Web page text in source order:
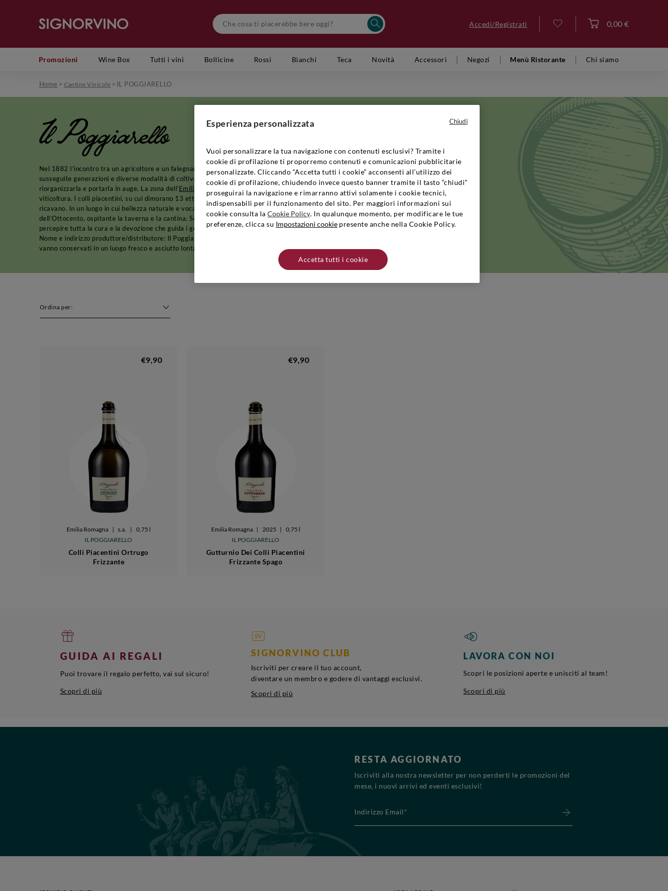
Accedi/Registrati 0,00 €
Promozioni Wine Box Tutti i vini Bollicine Rossi Bianchi Teca Novità Accessori Negozi Menù Ristorante Chi siamo
Home > Cantine Vinicole > IL POGGIARELLO
Il Poggiarello
Nel 1882 l’incontro tra un agricoltore e un falegname suggella la nascita dell’azienda vitivinicola Il Poggiarello. Dopo cento anni in cui si sono
susseguite generazioni e diverse modalità di coltivazione delle viti, i pronipoti dei fondatori hanno rilevato l’azienda, raccogliendo la sfida di
riorganizzarla e portarla in auge. La zona dell’Emilia-Romagna
in cui sorge la cantina Il Poggiarello è già particolarmente predisposta alla
viticoltura. I colli piacentini, su cui dimorano 13 ettari di vigneti di proprietà dell’azienda, sono noti e stimati per gli ottimi vini che se ne
ricavano. In un luogo in cui bellezza naturale e vocazione vitivinicola si amalgamano alla perfezione, fa da protagonista un edificio in pietra
dell’Ottocento, ospitante la taverna e la cantina. Sorseggiando un calice di buonrosso, circondati da un panorama delizioso, è possibile
percepire tutta la cura e la devozione che guida i gestori e che ha permesso loro di posizionarsi su mercati italiani ed esteri in pochi anni.
Nome e indirizzo produttore/distributore: Il Poggiarello - Loc.Poggiarello, 1 - 29020 Fraz.Scrivellano, Travo (PC). I prodotti di questa cantina
vanno conservati in un luogo fresco e asciutto lontano da fonti di calore.
Ordina per:
€9,90
Emilia Romagna | s.a. | 0,75 l
IL POGGIARELLO
Colli Piacentini Ortrugo
Frizzante
€9,90
Emilia Romagna | 2025 |
0,75 l
IL POGGIARELLO
Gutturnio Dei Colli Piacentini
Frizzante Spago
GUIDA AI REGALI
Puoi trovare il regalo perfetto, vai sul sicuro!
Scopri di più
SIGNORVINO CLUB
Iscriviti per creare il tuo account,
diventare un membro e godere di vantaggi esclusivi.
Scopri di più
LAVORA CON NOI
Scopri le posizioni aperte e unisciti al team!
Scopri di più
RESTA AGGIORNATO
Iscriviti alla nostra newsletter per non perderti le promozioni del
mese, i nuovi arrivi ed eventi esclusivi!
Esperienza personalizzata
Vuoi personalizzare la tua navigazione con contenuti esclusivi? Tramite i
cookie di profilazione ti proporremo contenuti e comunicazioni pubblicitarie
personalizzate. Cliccando “Accetta tutti i cookie” acconsenti all’utilizzo dei
cookie di profilazione, chiudendo invece questo banner tramite il tasto “chiudi”
proseguirai la navigazione e rimarranno attivi solamente i cookie tecnici,
indispensabili per il funzionamento del sito. Per maggiori informazioni sui
cookie consulta laCookie Policy. In qualunque momento, per modificare le tue
preferenze, clicca su Impostazioni cookiepresente anche nella Cookie Policy.
Accetta tutti i cookie
Chiudi